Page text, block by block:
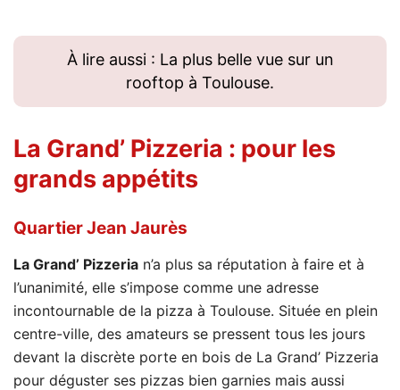
À lire aussi : La plus belle vue sur un
rooftop à Toulouse.
La Grand’ Pizzeria : pour les
grands appétits
Quartier Jean Jaurès
La Grand’ Pizzeria n’a plus sa réputation à faire et à
l’unanimité, elle s’impose comme une adresse
incontournable de la pizza à Toulouse. Située en plein
centre-ville, des amateurs se pressent tous les jours
devant la discrète porte en bois de La Grand’ Pizzeria
pour déguster ses pizzas bien garnies mais aussi